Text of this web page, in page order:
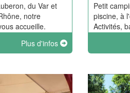
du Var et
notre
accueille.
estivale.
!
Plus d'infos
Petit
piscine, à
Activités,
Snack en